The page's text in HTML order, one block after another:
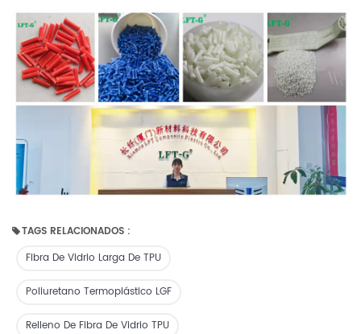
TAGS RELACIONADOS :
Fibra De Vidrio Larga De TPU
Poliuretano Termoplástico LGF
Relleno De Fibra De Vidrio TPU